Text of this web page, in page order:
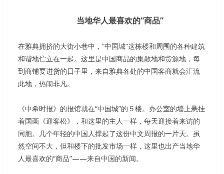
当地华人最喜欢的“商品”
在雅典拥挤的大街小巷中，“中国城”这栋楼和周围的各种建筑
和谐地伫立在一起。这里是中国商品的集散地和货源地，每
到商铺要进货的日子里，来自雅典各处的中国客商就会汇流
此地，热闹非凡。
《中希时报》的报馆就在“中国城”的５楼。办公室的墙上悬挂
着国画《迎客松》，和这里的主人一样，每天迎接着来访的
同胞。几个年轻的中国人撑起了这份中文周报的一片天。虽
然空间不大，但和楼下的批发市场一样，这里也出产当地华
人最喜欢的“商品”——来自中国的新闻。